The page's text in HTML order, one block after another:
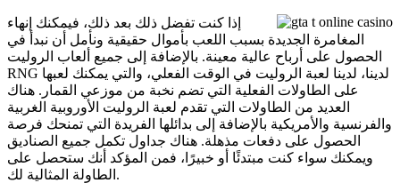
إذا كنت تفضل ذلك بعد ذلك، فيمكنك إنهاء
المغامرة الجديدة بسبب اللعب بأموال حقيقية ونأمل أن نبدأ في
الحصول على أرباح عالية معينة. بالإضافة إلى جميع ألعاب الروليت
RNG لدينا، لدينا لعبة الروليت في الوقت الفعلي، والتي يمكنك لعبها
على الطاولات الفعلية التي تضم نخبة من موزعي القمار. هناك
العديد من الطاولات التي تقدم لعبة الروليت الأوروبية الغربية
والفرنسية والأمريكية بالإضافة إلى بدائلها الفريدة التي تمنحك فرصة
الحصول على دفعات مذهلة. هناك جداول تكمل جميع الصناديق
ويمكنك سواء كنت مبتدئًا أو خبيرًا، فمن المؤكد أنك ستحصل على
الطاولة المثالية لك.